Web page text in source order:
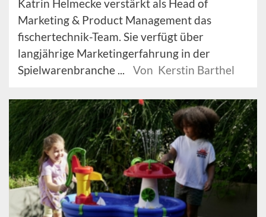
Katrin Helmecke verstärkt als Head of
Marketing & Product Management das
fischertechnik-Team. Sie verfügt über
langjährige Marketingerfahrung in der
Spielwarenbranche ...
Von Kerstin Barthel